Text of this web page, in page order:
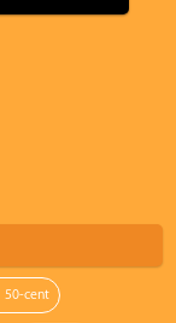
50-cent